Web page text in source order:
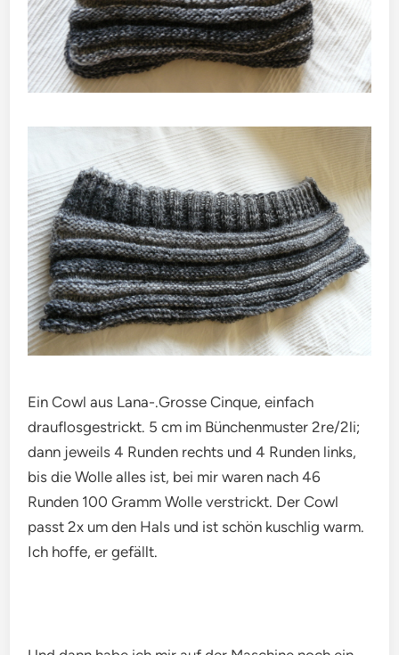
Ein Cowl aus Lana-.Grosse Cinque, einfach
drauflosgestrickt. 5 cm im Bünchenmuster 2re/2li;
dann jeweils 4 Runden rechts und 4 Runden links,
bis die Wolle alles ist, bei mir waren nach 46
Runden 100 Gramm Wolle verstrickt. Der Cowl
passt 2x um den Hals und ist schön kuschlig warm.
Ich hoffe, er gefällt.